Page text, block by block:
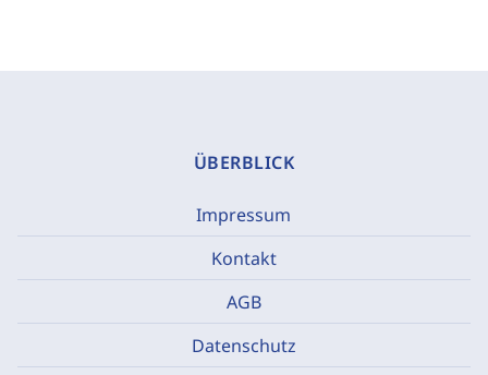
ÜBERBLICK
Impressum
Kontakt
AGB
Datenschutz